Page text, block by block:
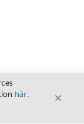
här.
Stäng